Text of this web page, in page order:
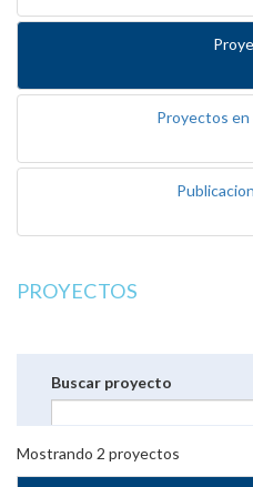
Proyectos en
PROYECTOS
Buscar proyecto
Mostrando 2 proyectos